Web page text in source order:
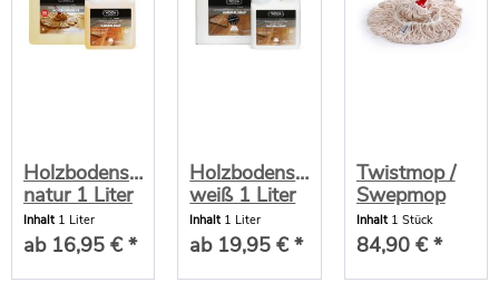
Holzbodenseife
natur 1 Liter
Inhalt 1 Liter
ab 16,95 € *
Holzbodenseife
weiß 1 Liter
Inhalt 1 Liter
ab 19,95 € *
Twistmop /
Swepmop
Inhalt 1 Stück
84,90 € *